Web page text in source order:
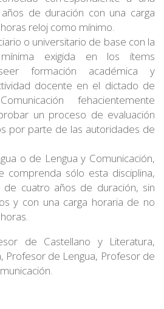
de duración con una carga
reloj como mínimo.
o universitario de base con la
exigida en los ítems
formación académica y
docente en el dictado de
fehacientemente
un proceso de evaluación
por parte de las autoridades de
o de Lengua y Comunicación,
comprenda sólo esta disciplina,
de cuatro años de duración, sin
y con una carga horaria de no
de Castellano y Literatura,
Profesor de Lengua, Profesor de